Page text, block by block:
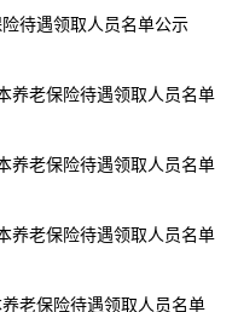
待遇领取人员名单公示
养老保险待遇领取人员名单
养老保险待遇领取人员名单
养老保险待遇领取人员名单
老保险待遇领取人员名单